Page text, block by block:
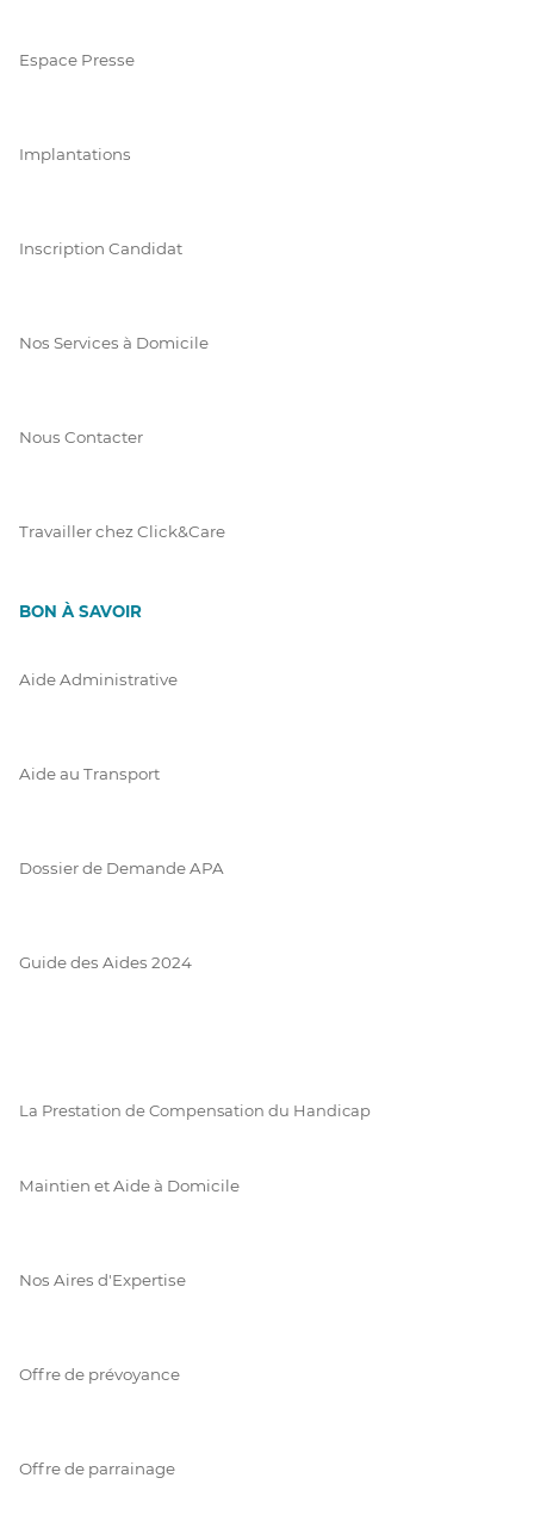
Espace Presse
Implantations
Inscription Candidat
Nos Services à Domicile
Nous Contacter
Travailler chez Click&Care
BON À SAVOIR
Aide Administrative
Aide au Transport
Dossier de Demande APA
Guide des Aides 2024
La Prestation de Compensation du Handicap
Maintien et Aide à Domicile
Nos Aires d'Expertise
Offre de prévoyance
Offre de parrainage